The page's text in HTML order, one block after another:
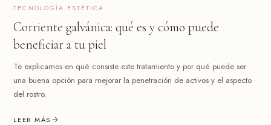
TECNOLOGÍA ESTÉTICA
Corriente galvánica: qué es y cómo puede
beneficiar a tu piel
Te explicamos en qué consiste este tratamiento y por qué puede ser
una buena opción para mejorar la penetración de activos y el aspecto
del rostro.
LEER MÁS